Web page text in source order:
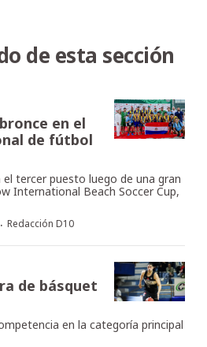
de esta sección
en el
de fútbol
el tercer puesto luego de una gran
International Beach Soccer Cup,
· Redacción D10
de básquet
en la categoría principal